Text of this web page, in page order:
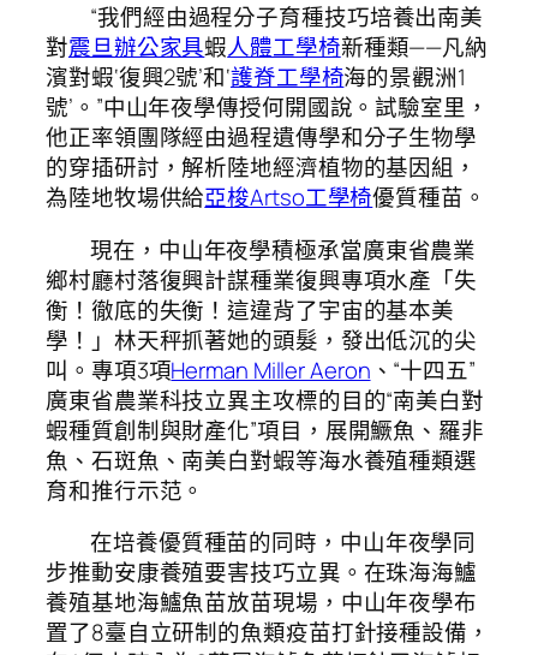
“我們經由過程分子育種技巧培養出南美
對震旦辦公家具蝦人體工學椅新種類——凡納
濱對蝦‘復興2號’和‘護脊工學椅海的景觀洲1
號’。”中山年夜學傳授何開國說。試驗室里，
他正率領團隊經由過程遺傳學和分子生物學
的穿插研討，解析陸地經濟植物的基因組，
為陸地牧場供給亞梭Artso工學椅優質種苗。
現在，中山年夜學積極承當廣東省農業
鄉村廳村落復興計謀種業復興專項水產「失
衡！徹底的失衡！這違背了宇宙的基本美
學！」林天秤抓著她的頭髮，發出低沉的尖
叫。專項3項Herman Miller Aeron 、“十四五”
廣東省農業科技立異主攻標的目的“南美白對
蝦種質創制與財產化”項目，展開鱖魚、羅非
魚、石斑魚、南美白對蝦等海水養殖種類選
育和推行示范。
在培養優質種苗的同時，中山年夜學同
步推動安康養殖要害技巧立異。在珠海海鱸
養殖基地海鱸魚苗放苗現場，中山年夜學布
置了8臺自立研制的魚類疫苗打針接種設備，